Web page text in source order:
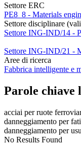
Settore ERC
PE8_8 - Materials
Settore disciplinare
Settore ING-IND/14 -
Settore ING-IND/21 -
Aree di ricerca
Fabbrica intelligente e
Parole chiave
acciai per ruote
danneggiamento per
danneggiamento per
No Results Found